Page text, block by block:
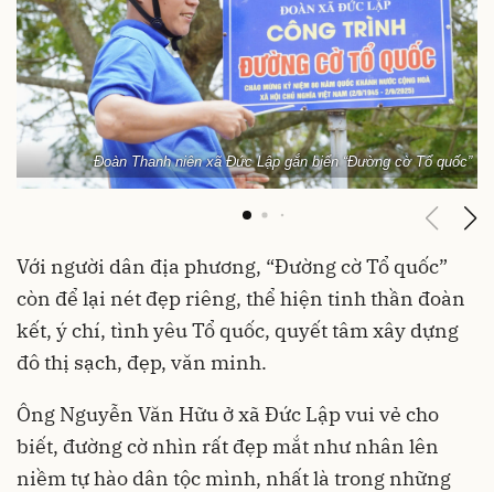
Đoàn Thanh niên xã Đức Lập gắn biển “Đường cờ Tổ quốc”
Với người dân địa phương, “Đường cờ Tổ quốc”
còn để lại nét đẹp riêng, thể hiện tinh thần đoàn
kết, ý chí, tình yêu Tổ quốc, quyết tâm xây dựng
đô thị sạch, đẹp, văn minh.
Ông Nguyễn Văn Hữu ở xã Đức Lập vui vẻ cho
biết, đường cờ nhìn rất đẹp mắt như nhân lên
niềm tự hào dân tộc mình, nhất là trong những